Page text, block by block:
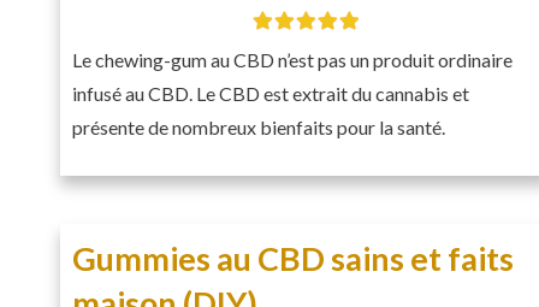
Le chewing-gum au CBD n’est pas un produit ordinaire
infusé au CBD. Le CBD est extrait du cannabis et
présente de nombreux bienfaits pour la santé.
Gummies au CBD sains et faits